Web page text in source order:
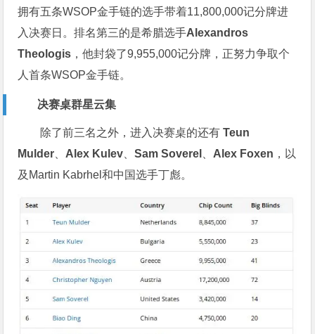
拥有五条WSOP金手链的选手带着11,800,000记分牌进
入决赛日。排名第三的是希腊选手Alexandros
Theologis ，他封袋了9,955,000记分牌，正努力争取个
人首条WSOP金手链。
决赛桌群星云集
除了前三名之外，进入决赛桌的还有Teun
Mulder
Alex Kulev 、Sam Soverel Alex Foxen ，以
及Martin Kabrhel和中国选手丁彪。